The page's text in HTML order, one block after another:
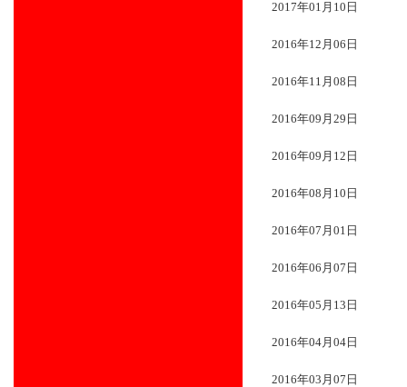
2017年01月10日
2016年12月06日
2016年11月08日
2016年09月29日
2016年09月12日
2016年08月10日
2016年07月01日
2016年06月07日
2016年05月13日
2016年04月04日
2016年03月07日